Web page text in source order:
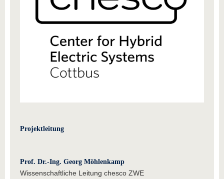
Projektleitung
Prof. Dr.-Ing. Georg Möhlenkamp
Wissenschaftliche Leitung chesco ZWE